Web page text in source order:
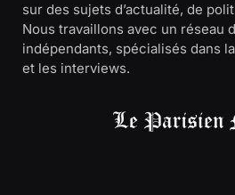
sur des sujets d’actualité, de
Nous travaillons avec un réseau
indépendants, spécialisés dans
et les interviews.